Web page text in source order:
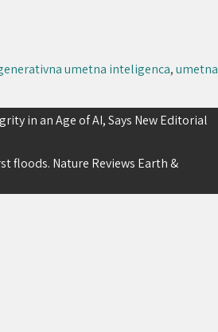
umetna inteligenca,umetna
in an Age of AI, Says New Editorial
floods. Nature Reviews Earth &